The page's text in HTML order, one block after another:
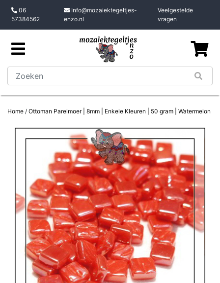
06
57384562
Info@mozaiektegeltjes-
enzo.nl
Veelgestelde
vragen
Home / Ottoman Parelmoer | 8mm | Enkele Kleuren | 50 gram | Watermelon